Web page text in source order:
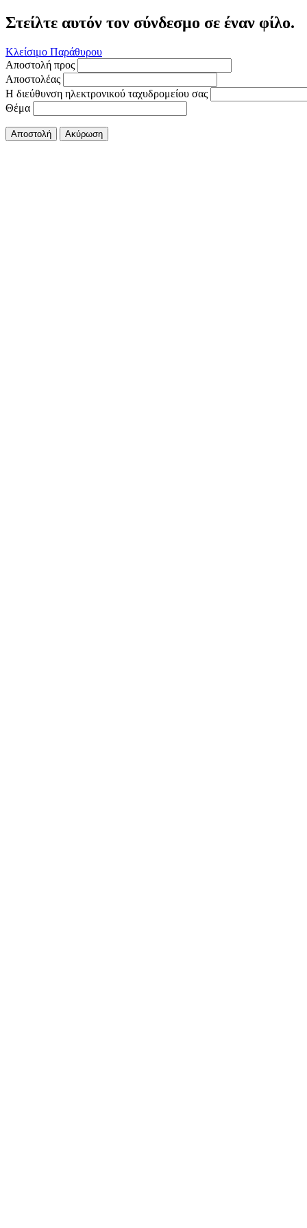
Στείλτε αυτόν τον σύνδεσμο σε έναν φίλο.
Κλείσιμο Παράθυρου
Αποστολή προς
Αποστολέας
Η διεύθυνση ηλεκτρονικού ταχυδρομείου σας
Θέμα
Αποστολή Ακύρωση